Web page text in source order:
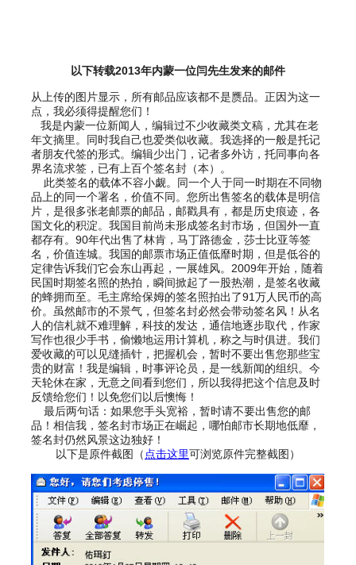
以下转载2013年内蒙一位闫先生发来的邮件
从上传的图片显示，所有邮品应该都不是赝品。正因为这一
点，我必须得提醒您们！
我是内蒙一位新闻人，编辑过不少收藏类文稿，尤其在老
年文摘里。同时我自己也爱类似收藏。我选择的一般是托记
者朋友代签的形式。编辑少出门，记者多外访，托同事向各
界名流求签，已有上百个签名封（本）。
此类签名的载体不容小觑。同一个人于同一时期在不同物
品上的同一个署名，价值不同。您所出售签名的载体是明信
片，是很多张老邮票的邮品，邮戳具有，都是历史痕迹，各
国文化的积淀。我国目前尚未形成签名封市场，但国外一直
都存有。90年代出售了林肯，马丁路德金，莎士比亚等签
名，价值连城。我国的邮票市场正值低靡时期，但是低谷的
定律告诉我们它会东山再起，一展雄风。2009年开始，随着
民国时期签名照的热拍，瞬间掀起了一股热潮，是签名收藏
的蜂拥而至。毛主席给保姆的签名照拍出了91万人民币的高
价。虽然邮市的不景气，但签名封必然会带动签名风！从名
人的信札就不难理解，科技的发达，通信地逐步取代，作家
写作也很少手书，偷懒地运用计算机，称之与时俱进。我们
爱收藏的可以见缝插针，把握机会，暂时不要出售您那些宝
贵的财富！我是编辑，时事评论员，是一线新闻的组织。今
天轮休在家，无意之间看到您们，所以我得把这个信息及时
反馈给您们！以免您们以后懊悔！
最后两句话：如果您手头宽裕，暂时请不要出售您的邮
品！相信我，签名封市场正在崛起，哪怕邮市长期地低靡，
签名封仍然风景这边独好！
以下是原件截图（ 点击这里可浏览原件完整截图）